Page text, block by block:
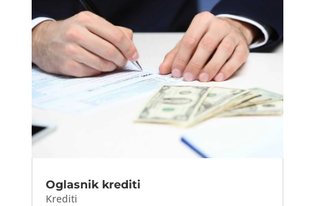
Oglasnik krediti
Krediti